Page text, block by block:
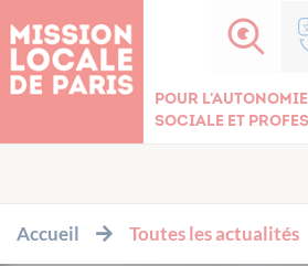
Pour
sociale et
Accueil Toutes les actualités